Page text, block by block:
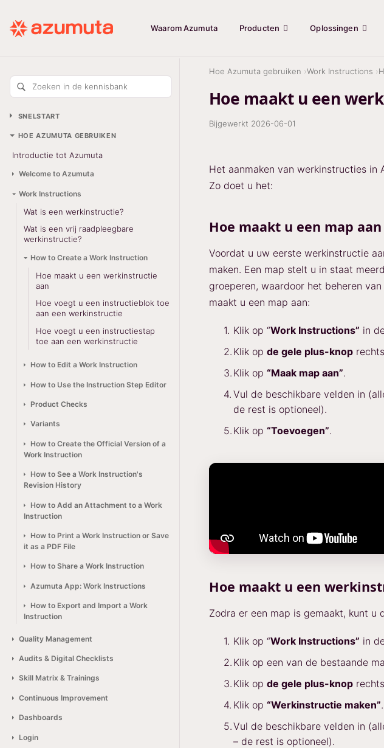
Waarom Azumuta Producten Oplossingen
Zoeken in de kennisbank
SNELSTART
HOE AZUMUTA GEBRUIKEN
Introductie tot Azumuta
Welcome to Azumuta
Work Instructions
Wat is een werkinstructie?
Wat is een vrij raadpleegbare
werkinstructie?
How to Create a Work Instruction
Hoe maakt u een werkinstructie
aan
Hoe voegt u een instructieblok toe
aan een werkinstructie
Hoe voegt u een instructiestap
toe aan een werkinstructie
How to Edit a Work Instruction
How to Use the Instruction Step Editor
Product Checks
Variants
How to Create the Official Version of a
Work Instruction
How to See a Work Instruction's
Revision History
How to Add an Attachment to a Work
Instruction
How to Print a Work Instruction or Save
it as a PDF File
How to Share a Work Instruction
Azumuta App: Work Instructions
How to Export and Import a Work
Instruction
Quality Management
Audits & Digital Checklists
Skill Matrix & Trainings
Continuous Improvement
Dashboards
Login
Hoe Azumuta gebruiken Work Instructions
Hoe maakt u een
Bijgewerkt 2026-06-01
Het aanmaken van werkinstructies in
Zo doet u het:
Hoe maakt u een map aan
Voordat u uw eerste werkinstructie
maken. Een map stelt u in staat
groeperen, waardoor het beheren
maakt u een map aan:
Klik op “Work Instructions” in
Klik op de gele plus-knop
Klik op “Maak map aan”.
Vul de beschikbare velden in
de rest is optioneel).
Klik op “Toevoegen”.
Hoe maakt u een
Zodra er een map is gemaakt, kunt u
Klik op “Work Instructions” in
Klik op een van de bestaande
Klik op de gele plus-knop
Klik op “Werkinstructie maken”.
Vul de beschikbare velden in
– de rest is optioneel).